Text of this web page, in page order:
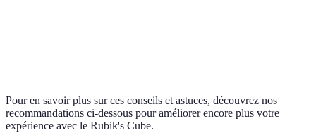
Pour en savoir plus sur ces conseils et astuces, découvrez nos
recommandations ci-dessous pour améliorer encore plus votre
expérience avec le Rubik's Cube.